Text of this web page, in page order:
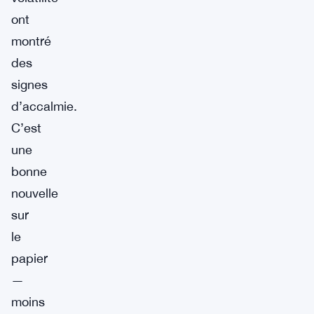
ont
montré
des
signes
d’accalmie.
C’est
une
bonne
nouvelle
sur
le
papier
—
moins